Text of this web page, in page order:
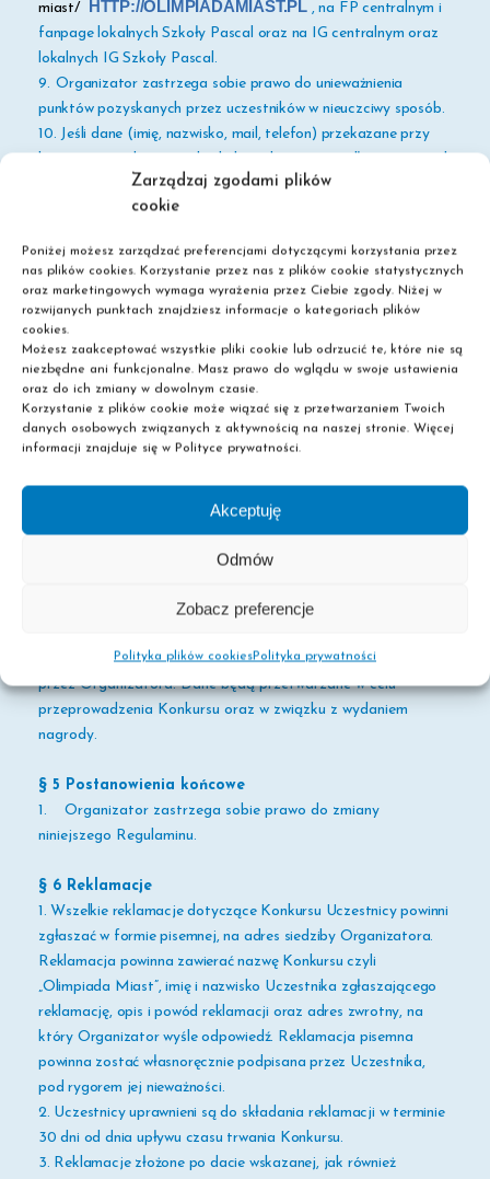
Zarządzaj zgodami plików
cookie
Poniżej możesz zarządzać preferencjami dotyczącymi korzystania przez
nas plików cookies. Korzystanie przez nas z plików cookie statystycznych
oraz marketingowych wymaga wyrażenia przez Ciebie zgody. Niżej w
rozwijanych punktach znajdziesz informacje o kategoriach plików
cookies.
Możesz zaakceptować wszystkie pliki cookie lub odrzucić te, które nie są
niezbędne ani funkcjonalne. Masz prawo do wglądu w swoje ustawienia
oraz do ich zmiany w dowolnym czasie.
Korzystanie z plików cookie może wiązać się z przetwarzaniem Twoich
danych osobowych związanych z aktywnością na naszej stronie. Więcej
informacji znajduje się w Polityce prywatności.
Akceptuję
Odmów
Zobacz preferencje
Polityka plików cookiesPolityka prywatności
miast/ HTTP://OLIMPIADAMIAST.PL , na FP centralnym i
fanpage lokalnych Szkoły Pascal oraz na IG centralnym oraz
lokalnych IG Szkoły Pascal.
9. Organizator zastrzega sobie prawo do unieważnienia
punktów pozyskanych przez uczestników w nieuczciwy sposób.
10. Jeśli dane (imię, nazwisko, mail, telefon) przekazane przy
nie będzie brany pod uwagę w rankingu wyników. 11.
laureat nie odbierze nagrody do dnia 4 października 2021 r. do
12.Laureat nie ma prawa do żądania wypłaty pieniężnego
ekwiwalentu nagrody, ani zamiany jej na nagrodę innego
rodzaju, ani cesji praw do nagrody na rzecz osoby trzeciej.
Warunkiem odebrania nagrody jest wcześniejsze podanie
laureata prawdziwych danych osobowych tj.: imienia, nazwiska
oraz numeru tel. kontaktowego, niezbędnych do przekazania
nagrody.
13.Wszelkie wątpliwości dotyczące zasad konkursu,
Organizator.
§ 4 Dane osobowe uczestników konkursu
osobowych uczestników Konkursu. Przystępując do Konkursu
przetwarzanie podanych przez niego danych osobowych
przez Organizatora. Dane będą przetwarzane w celu
przeprowadzenia Konkursu oraz w związku z wydaniem
nagrody.
§ 5 Postanowienia końcowe
1. Organizator zastrzega sobie prawo do zmiany
niniejszego Regulaminu.
§ 6 Reklamacje
1. Wszelkie reklamacje dotyczące Konkursu Uczestnicy powinni
zgłaszać w formie pisemnej, na adres siedziby Organizatora.
Reklamacja powinna zawierać nazwę Konkursu czyli
„Olimpiada Miast”,imię i nazwisko Uczestnika zgłaszającego
reklamację, opis i powód reklamacji oraz adres zwrotny, na
który Organizator wyśle odpowiedź. Reklamacja pisemna
powinna zostać własnoręcznie podpisana przez Uczestnika,
pod rygorem jej nieważności.
2. Uczestnicy uprawnieni są do składania reklamacji w terminie
30 dni od dnia upływu czasu trwania Konkursu.
3. Reklamacje złożone po dacie wskazanej, jak również